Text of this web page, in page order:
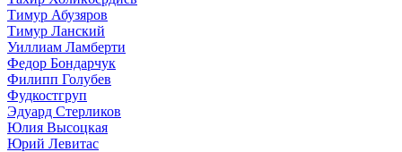
Тимур Абузяров
Тимур Ланский
Уиллиам Ламберти
Федор Бондарчук
Филипп Голубев
Фудкостгруп
Эдуард Стерликов
Юлия Высоцкая
Юрий Левитас